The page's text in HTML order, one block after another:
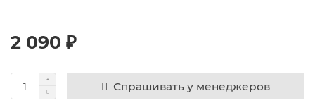
2 090 ₽
Спрашивать у менеджеров